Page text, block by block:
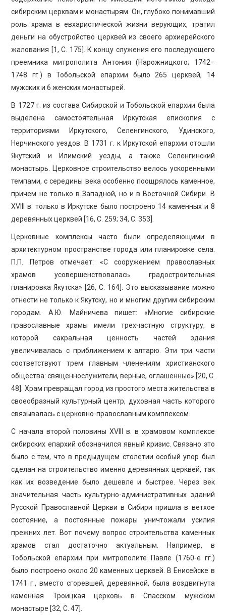
сибирским церквам и монастырям. Он, глубоко понимавший
роль храма в евхаристической жизни верующих, тратил
деньги на обустройство церквей из своего архиерейского
жалования [1, С. 175]. К концу служения его последующего
преемника митрополита Антония (Нарожницкого; 1742–
1748 гг.) в Тобольской епархии было 265 церквей, 14
мужских и 6 женских монастырей.
В 1727 г. из состава Сибирской и Тобольской епархии была
выделена самостоятельная Иркутская епископия с
территориями Иркутского, Селенгинского, Удинского,
Нерчинского уездов. В 1731 г. к Иркутской епархии отошли
Якутский и Илимский уезды, а также Селенгинский
монастырь. Церковное строительство велось ускоренными
темпами, с середины века особенно поощрялось каменное,
причем не только в Западной, но и в Восточной Сибири. В
XVIII в. только в Иркутске было построено 14 каменных и 8
деревянных церквей [16, С. 259; 34, С. 353].
Церковные комплексы часто были определяющими в
архитектурном пространстве города или планировке села.
П.П. Петров отмечает: «С сооружением православных
храмов усовершенствовалась градостроительная
планировка Якутска» [26, С. 164]. Это высказывание можно
отнести не только к Якутску, но и многим другим сибирским
городам. А.Ю. Майничева пишет: «Многие сибирские
православные храмы имели трехчастную структуру, в
которой сакральная ценность частей здания
увеличивалась с приближением к алтарю. Эти три части
соответствуют трем главным членениям христианского
общества: священнослужители, верные, оглашенные» [20, С.
48]. Храм превращал город из простого места жительства в
своеобразный культурный центр, духовная часть которого
связывалась с церковно-православным комплексом.
С начала второй половины XVIII в. в храмовом комплексе
сибирских епархий обозначился явный кризис. Связано это
было с тем, что в предыдущем столетии особый упор был
сделан на строительство именно деревянных церквей, так
как их возведение было дешевле и быстрее. Через век
значительная часть культурно-административных зданий
Русской Православной Церкви в Сибири пришла в ветхое
состояние, а постоянные пожары уничтожали усилия
прежних лет. Вот почему вопрос строительства каменных
храмов стал достаточно актуальным. Например, в
Тобольской епархии при митрополите Павле (1760-е гг.)
было построено около 20 каменных церквей. В Енисейске в
1741 г., вместо сгоревшей, деревянной, была воздвигнута
каменная Троицкая церковь в Спасском мужском
монастыре [32, С. 47].